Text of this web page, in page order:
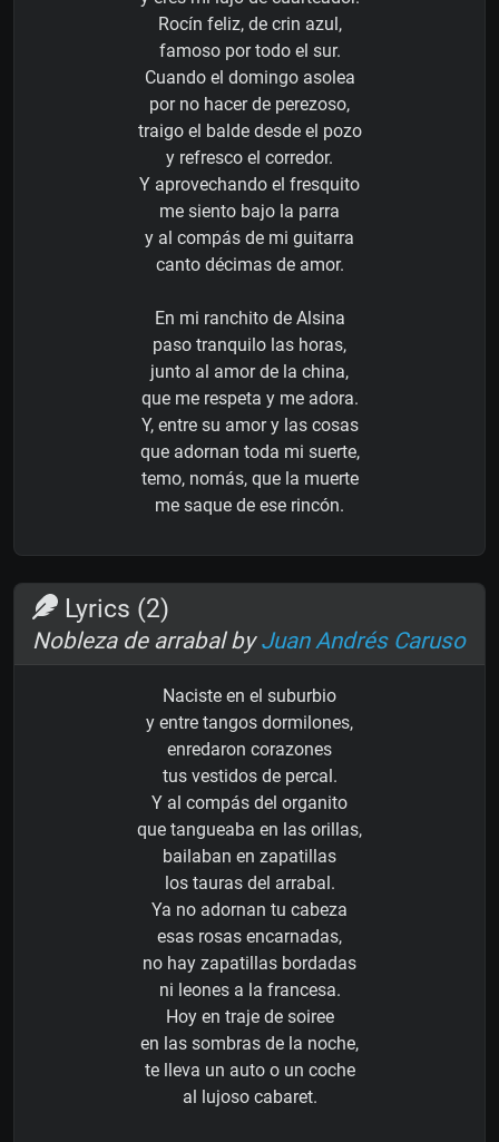
Rocín feliz, de crin azul,
famoso por todo el sur.
Cuando el domingo asolea
por no hacer de perezoso,
traigo el balde desde el pozo
y refresco el corredor.
Y aprovechando el fresquito
me siento bajo la parra
y al compás de mi guitarra
canto décimas de amor.
En mi ranchito de Alsina
paso tranquilo las horas,
junto al amor de la china,
que me respeta y me adora.
Y, entre su amor y las cosas
que adornan toda mi suerte,
temo, nomás, que la muerte
me saque de ese rincón.
Lyrics (2)
Nobleza de arrabal byJuan Andrés Caruso
Naciste en el suburbio
y entre tangos dormilones,
enredaron corazones
tus vestidos de percal.
Y al compás del organito
que tangueaba en las orillas,
bailaban en zapatillas
los tauras del arrabal.
Ya no adornan tu cabeza
esas rosas encarnadas,
no hay zapatillas bordadas
ni leones a la francesa.
Hoy en traje de soiree
en las sombras de la noche,
te lleva un auto o un coche
al lujoso cabaret.